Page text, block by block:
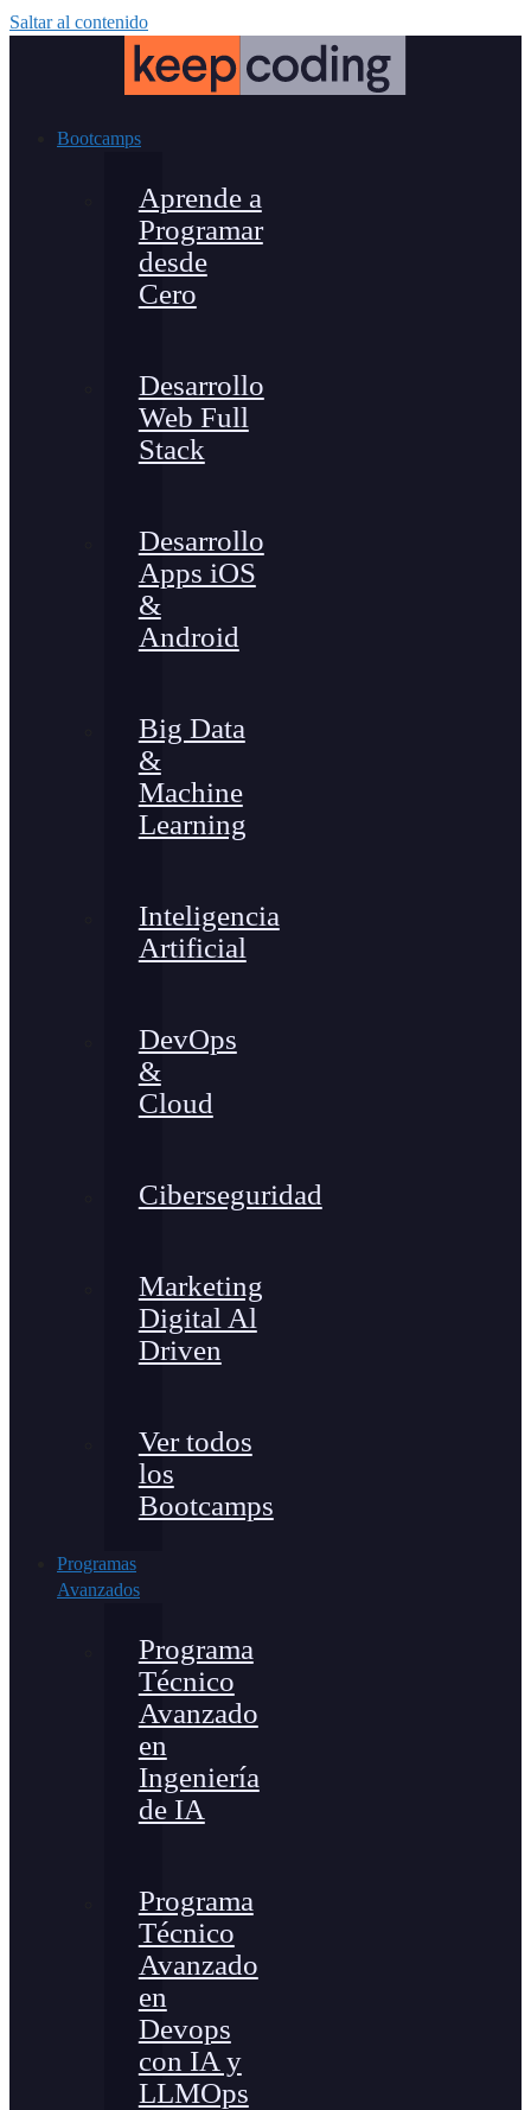
Saltar al contenido
Bootcamps
Aprende a
Programar
desde
Cero
Desarrollo
Web Full
Stack
Desarrollo
Apps iOS
&
Android
Big Data
&
Machine
Learning
Inteligencia
Artificial
DevOps
&
Cloud
Ciberseguridad
Marketing
Digital Al
Driven
Ver todos
los
Bootcamps
Programas
Avanzados
Programa
Técnico
Avanzado
en
Ingeniería
de IA
Programa
Técnico
Avanzado
en
Devops
con IA y
LLMOps